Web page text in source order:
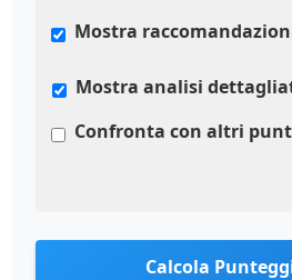
Mostra
Mostra analisi
Confronta con altri
Calcola